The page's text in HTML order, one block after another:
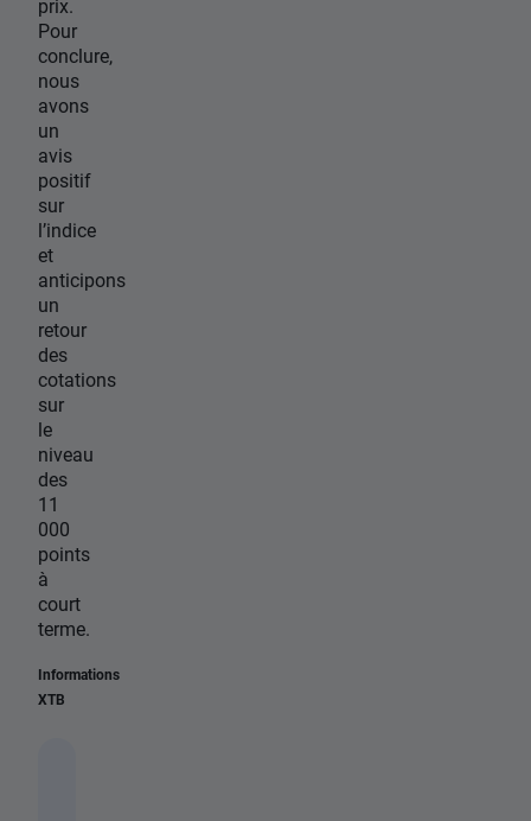
prix.
Pour
conclure,
nous
avons
un
avis
positif
sur
l’indice
et
anticipons
un
retour
des
cotations
sur
le
niveau
des
11
000
points
à
court
terme.
Informations
XTB